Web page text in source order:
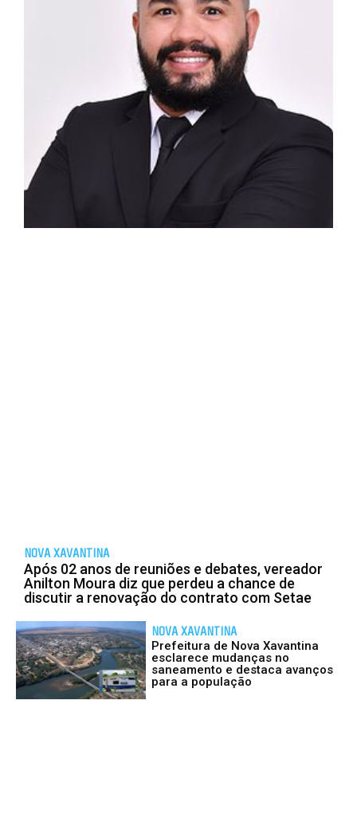
NOVA XAVANTINA
Após 02 anos de reuniões e debates, vereador
Anilton Moura diz que perdeu a chance de
discutir a renovação do contrato com Setae
NOVA XAVANTINA
Prefeitura de Nova Xavantina
esclarece mudanças no
saneamento e destaca avanços
para a população